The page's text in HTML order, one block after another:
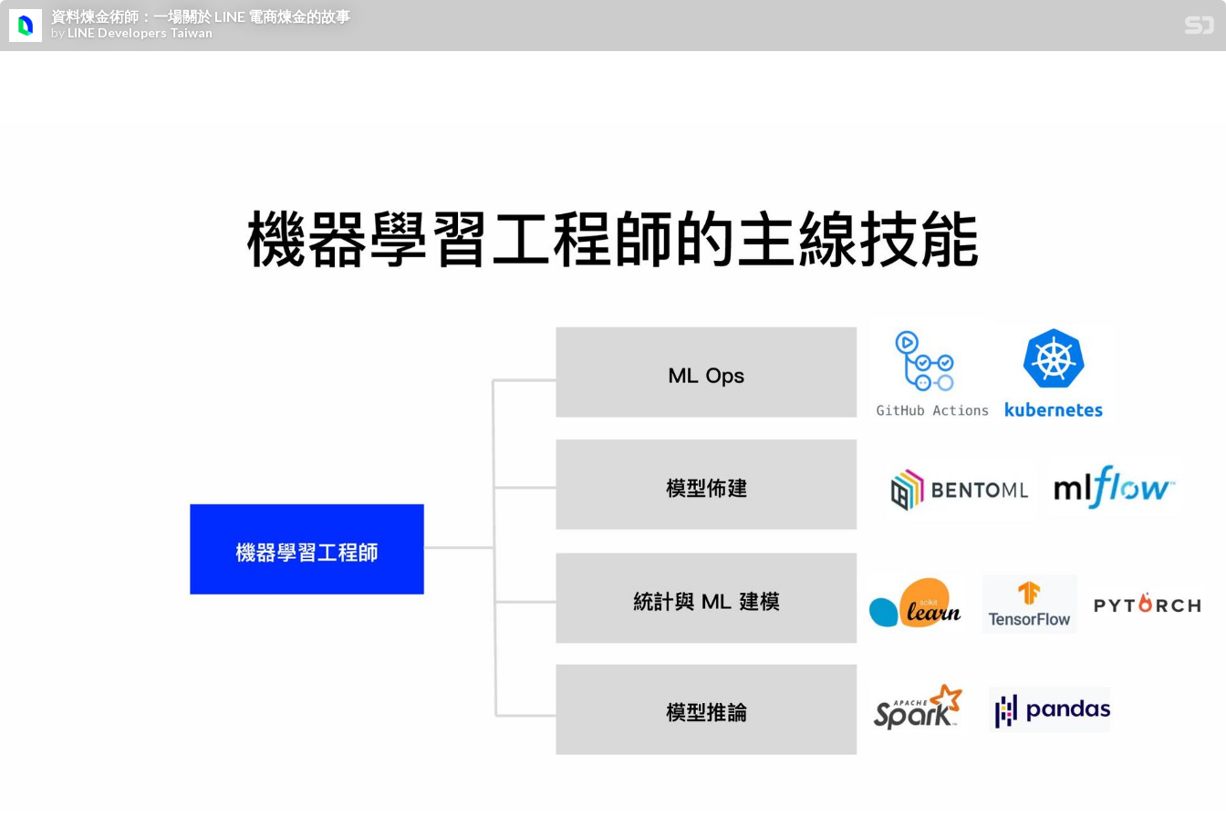
資料煉金術師：一場關於 LINE 電商煉金的故事
by LINE Developers Taiwan